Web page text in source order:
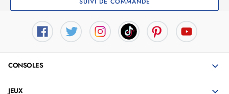
CONSOLES
JEUX